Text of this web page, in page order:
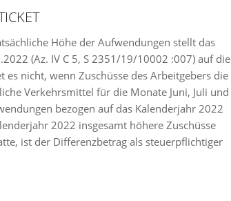
Höhe der Aufwendungen stellt das
(Az. IV C 5, S 2351/19/10002 :007) auf die
es nicht, wenn Zuschüsse des Arbeitgebers die
Verkehrsmittel für die Monate Juni, Juli und
bezogen auf das Kalenderjahr 2022
2022 insgesamt höhere Zuschüsse
ist der Differenzbetrag als steuerpflichtiger